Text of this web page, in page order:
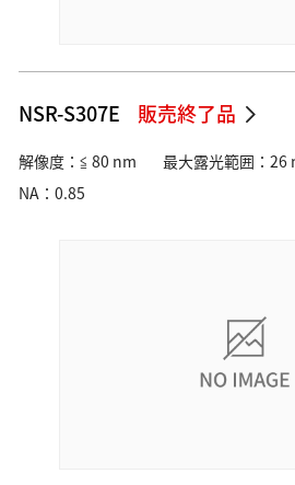
NSR-S307E 販売終了品
解像度：≦ 80 nm
最大露光範囲：
NA：0.85